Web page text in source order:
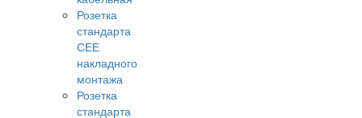
Розетка
стандарта
СЕЕ
накладного
монтажа
Розетка
стандарта